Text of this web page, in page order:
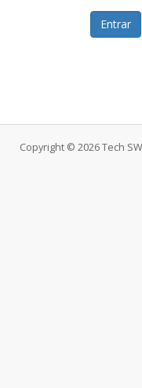
Copyright © 2026 Tech